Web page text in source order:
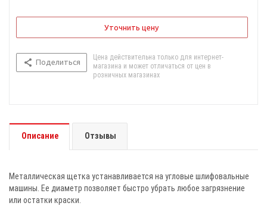
Уточнить цену
Поделиться
Цена действительна только для интернет-
магазина и может отличаться от цен в
розничных магазинах
Описание Отзывы
Металлическая щетка устанавливается на угловые шлифовальные
машины. Ее диаметр позволяет быстро убрать любое загрязнение
или остатки краски.